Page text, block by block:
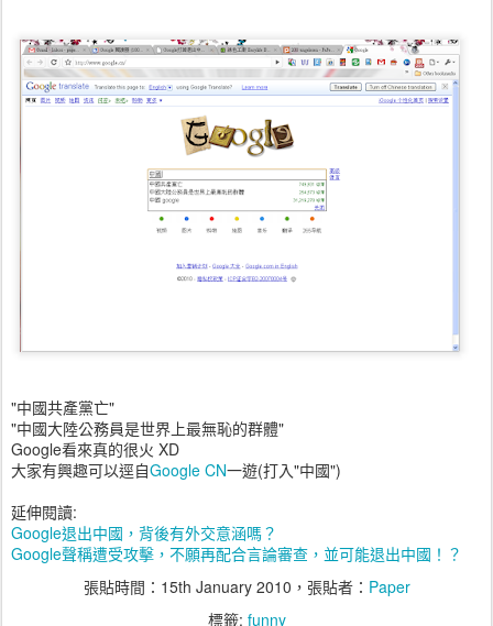
"中國共產黨亡"
"中國大陸公務員是世界上最無恥的群體"
Google看來真的很火 XD
大家有興趣可以逕自Google CN一遊(打入"中國")
延伸閱讀:
Google退出中國，背後有外交意涵嗎？
Google聲稱遭受攻擊，不願再配合言論審查，並可能退出中國！？
張貼時間： 15th January 2010 ，張貼者： Paper
標籤: funny